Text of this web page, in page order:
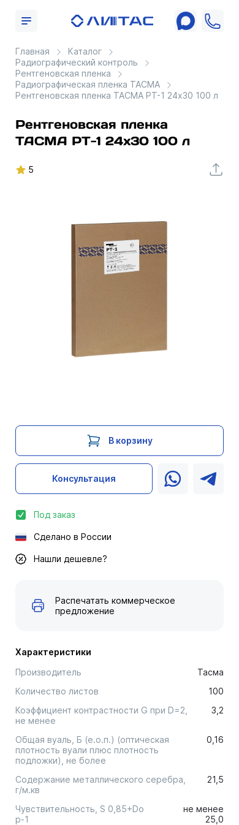
Главная
Каталог
Радиографический контроль
Рентгеновская пленка
Радиографическая пленка ТАСМА
Рентгеновская пленка ТАСМА РТ-1 24x30 100 л
Рентгеновская пленка
ТАСМА РТ-1 24x30 100 л
5
Характеристики
Производитель
Тасма
Количество листов
100
Коэффициент контрастности G при D=2,
не менее
3,2
Общая вуаль, Б (е.о.п.) (оптическая
плотность вуали плюс плотность
подложки), не более
0,16
Содержание металлического серебра,
г/м.кв
21,5
Чувствительность, S 0,85+Do
р-1
не менее
25,0
В корзину
Консультация
Под заказ
Сделано в России
Нашли дешевле?
Распечатать коммерческое
предложение